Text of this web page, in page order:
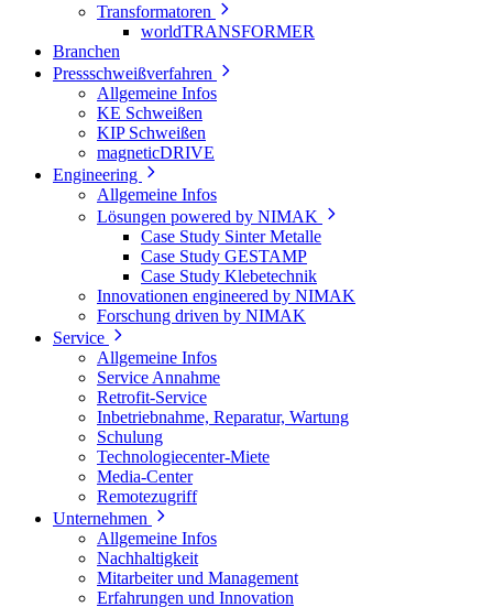
Transformatoren
worldTRANSFORMER
Branchen
Pressschweißverfahren
Allgemeine Infos
KE Schweißen
KIP Schweißen
magneticDRIVE
Engineering
Allgemeine Infos
Lösungen powered by NIMAK
Case Study Sinter Metalle
Case Study GESTAMP
Case Study Klebetechnik
Innovationen engineered by NIMAK
Forschung driven by NIMAK
Service
Allgemeine Infos
Service Annahme
Retrofit-Service
Inbetriebnahme, Reparatur, Wartung
Schulung
Technologiecenter-Miete
Media-Center
Remotezugriff
Unternehmen
Allgemeine Infos
Nachhaltigkeit
Mitarbeiter und Management
Erfahrungen und Innovation